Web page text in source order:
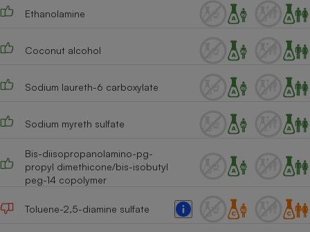
Ethanolamine
Coconut alcohol
Sodium laureth-6 carboxylate
Sodium myreth sulfate
Bis-diisopropanolamino-pg-
propyl dimethicone/bis-isobutyl
peg-14 copolymer
Toluene-2,5-diamine sulfate
Climatiseur -
Cafetière à expressos
Antivirus